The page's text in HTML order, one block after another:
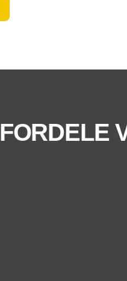
FORDELE